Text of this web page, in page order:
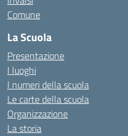
Comune
La Scuola
Presentazione
I luoghi
I numeri della scuola
Le carte della scuola
Organizzazione
La storia